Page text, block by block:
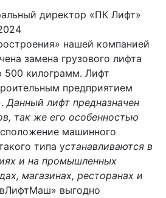
директор «ПК Лифт»
нашей компанией
замена грузового лифта
500 килограмм. Лифт
предприятием
Данный лифт предназначен
так же его особенностью
машинного
типа устанавливаются в
и на промышленных
магазинах, ресторанах и
выгодно